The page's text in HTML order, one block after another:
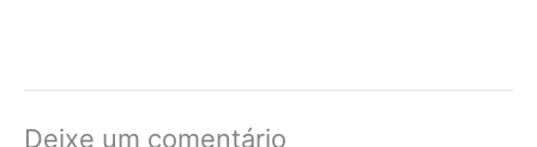
Deixe um comentário